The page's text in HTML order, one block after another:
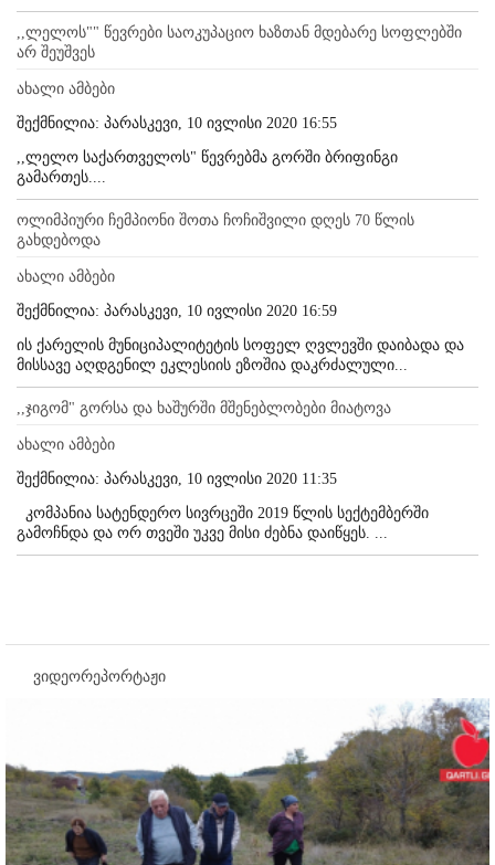
,,ლელოს"" წევრები საოკუპაციო ხაზთან მდებარე სოფლებში
არ შეუშვეს
ახალი ამბები
შექმნილია: პარასკევი, 10 ივლისი 2020 16:55
,,ლელო საქართველოს" წევრებმა გორში ბრიფინგი
გამართეს....
ოლიმპიური ჩემპიონი შოთა ჩოჩიშვილი დღეს 70 წლის
გახდებოდა
ახალი ამბები
შექმნილია: პარასკევი, 10 ივლისი 2020 16:59
ის ქარელის მუნიციპალიტეტის სოფელ ღვლევში დაიბადა და
მისსავე აღდგენილ ეკლესიის ეზოშია დაკრძალული...
,,ჯიგომ" გორსა და ხაშურში მშენებლობები მიატოვა
ახალი ამბები
შექმნილია: პარასკევი, 10 ივლისი 2020 11:35
კომპანია სატენდერო სივრცეში 2019 წლის სექტემბერში
გამოჩნდა და ორ თვეში უკვე მისი ძებნა დაიწყეს. ...
ვიდეორეპორტაჟი